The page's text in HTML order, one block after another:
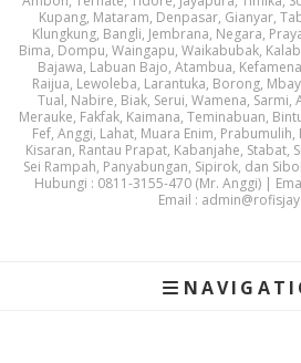
Kupang, Mataram, Denpasar, Gianyar,
Klungkung, Bangli, Jembrana, Negara,
Bima, Dompu, Waingapu, Waikabubak,
Bajawa, Labuan Bajo, Atambua,
Raijua, Lewoleba, Larantuka, Borong,
Tual, Nabire, Biak, Serui, Wamena, Sarmi,
Merauke, Fakfak, Kaimana, Teminabuan,
Fef, Anggi, Lahat, Muara Enim,
Kisaran, Rantau Prapat, Kabanjahe, Stabat,
Sei Rampah, Panyabungan, Sipirok, dan
Hubungi : 0811-3155-470 (Mr. Anggi) |
Email :